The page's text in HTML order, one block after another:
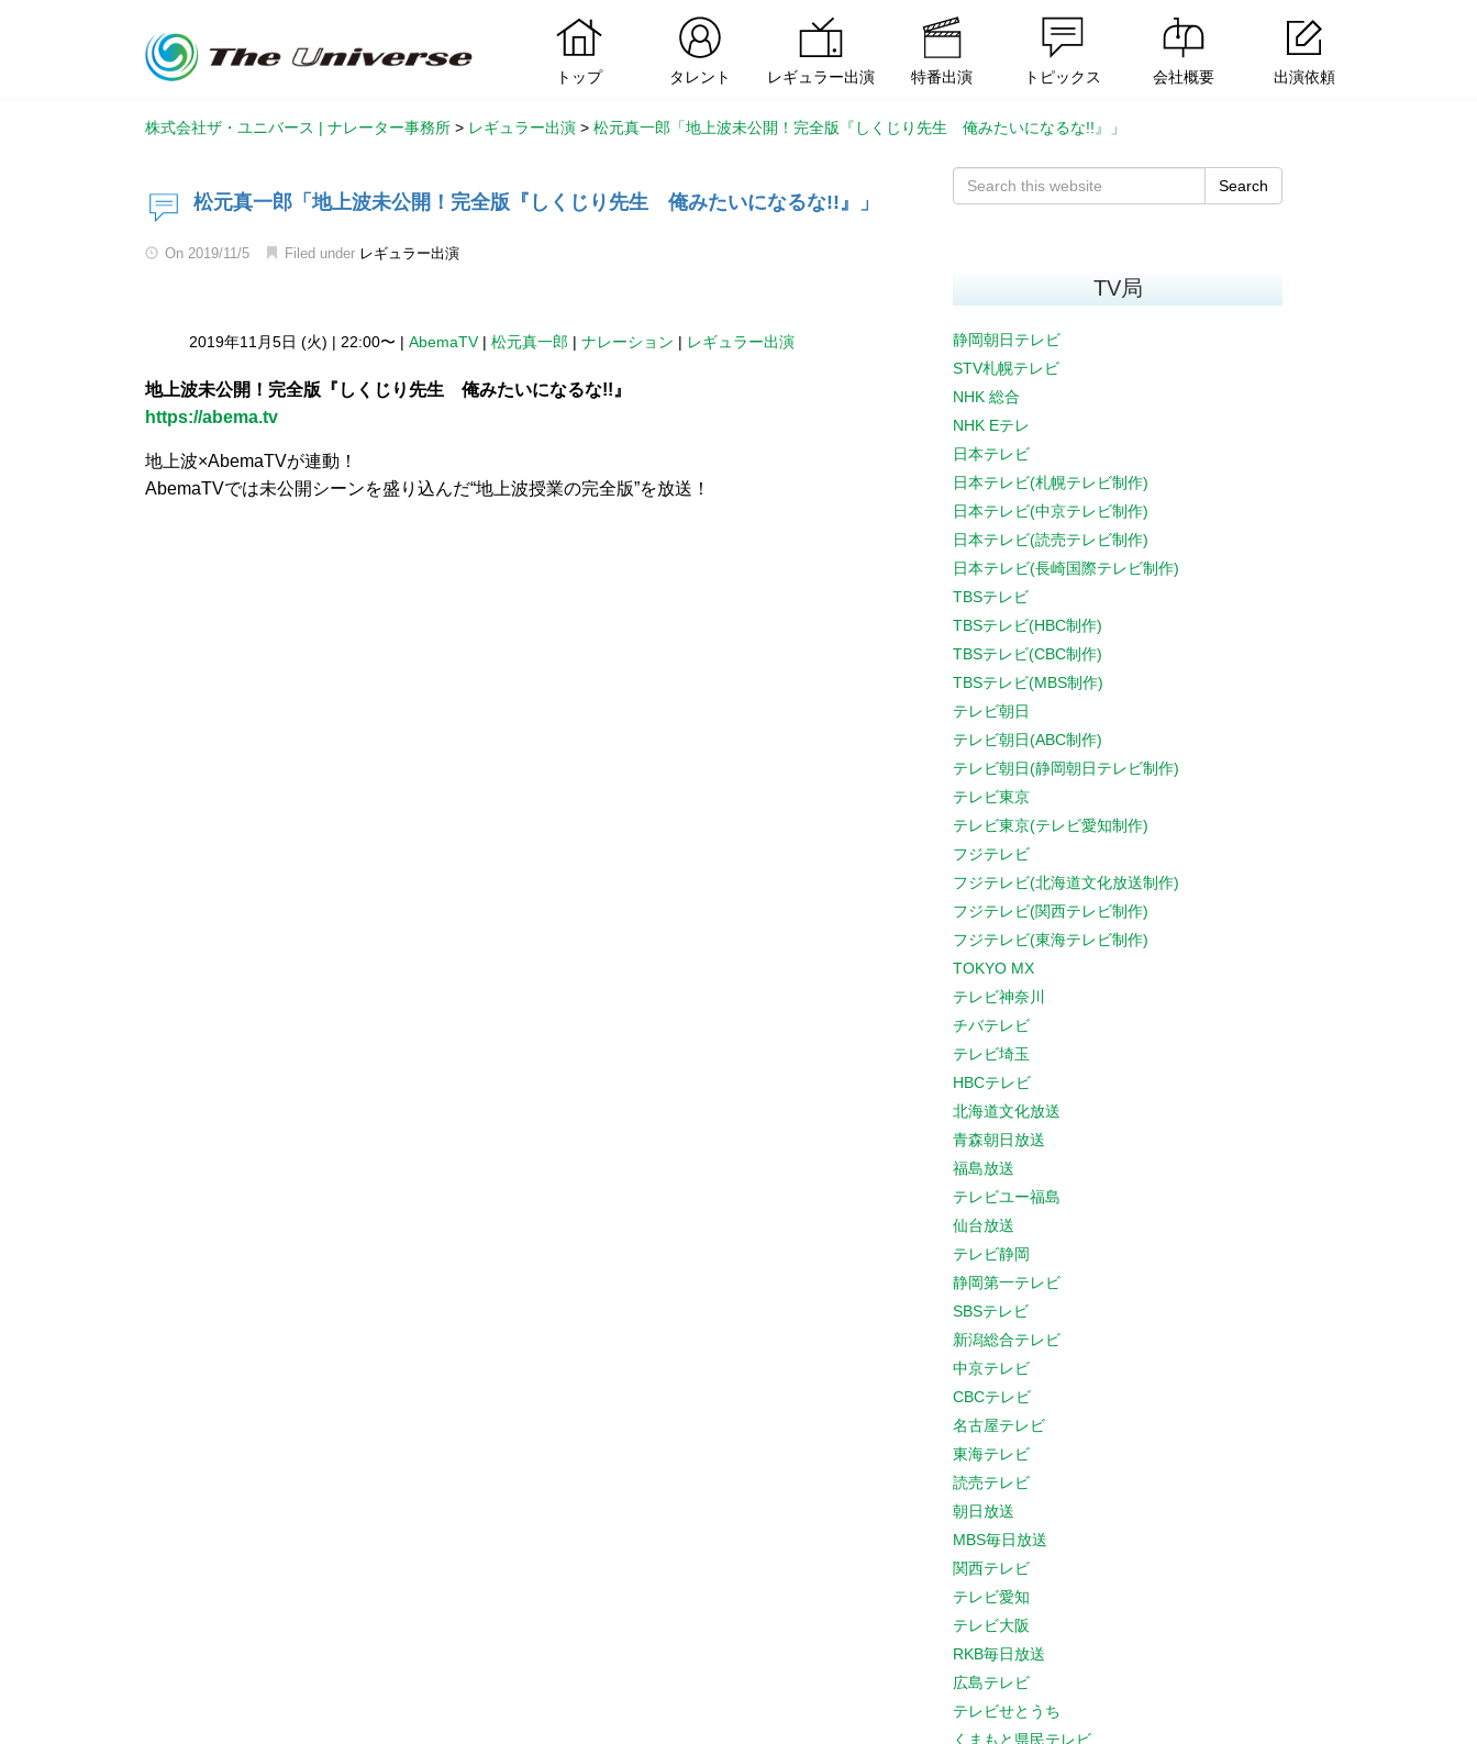
トップ タレント レギュラー出演 特番出演 トピックス 会社概要 出演依頼
株式会社ザ・ユニバース | ナレーター事務所 > レギュラー出演 > 松元真一郎「地上波未公開！完全版『しくじり先生 俺みたいになるな!!』」
松元真一郎「地上波未公開！完全版『しくじり先生 俺みたいになるな!!』」
On 2019/11/5 Filed under レギュラー出演
2019年11月5日 (火) | 22:00〜 | AbemaTV| 松元真一郎 | ナレーション | レギュラー出演
地上波未公開！完全版『しくじり先生 俺みたいになるな!!』
https://abema.tv
地上波×AbemaTVが連動！
AbemaTVでは未公開シーンを盛り込んだ“地上波授業の完全版”を放送！
Search
TV局
静岡朝日テレビ
STV札幌テレビ
NHK 総合
NHK Eテレ
日本テレビ
日本テレビ(札幌テレビ制作)
日本テレビ(中京テレビ制作)
日本テレビ(読売テレビ制作)
日本テレビ(長崎国際テレビ制作)
TBSテレビ
TBSテレビ(HBC制作)
TBSテレビ(CBC制作)
TBSテレビ(MBS制作)
テレビ朝日
テレビ朝日(ABC制作)
テレビ朝日(静岡朝日テレビ制作)
テレビ東京
テレビ東京(テレビ愛知制作)
フジテレビ
フジテレビ(北海道文化放送制作)
フジテレビ(関西テレビ制作)
フジテレビ(東海テレビ制作)
TOKYO MX
テレビ神奈川
チバテレビ
テレビ埼玉
HBCテレビ
北海道文化放送
青森朝日放送
福島放送
テレビユー福島
仙台放送
テレビ静岡
静岡第一テレビ
SBSテレビ
新潟総合テレビ
中京テレビ
CBCテレビ
名古屋テレビ
東海テレビ
読売テレビ
朝日放送
MBS毎日放送
関西テレビ
テレビ愛知
テレビ大阪
RKB毎日放送
広島テレビ
テレビせとうち
くまもと県民テレビ